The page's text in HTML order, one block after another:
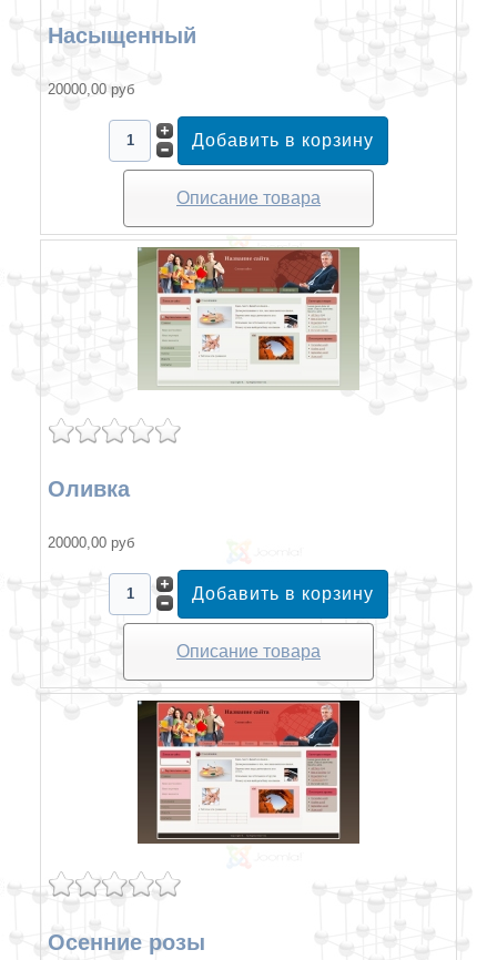
Насыщенный
20000,00 руб
Описание товара
Оливка
20000,00 руб
Описание товара
Осенние розы